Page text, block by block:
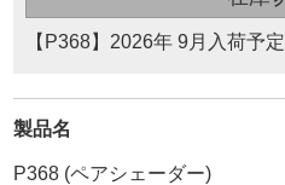
【P368】2026年 9月入荷予定
製品名
P368 (ペアシェーダー)